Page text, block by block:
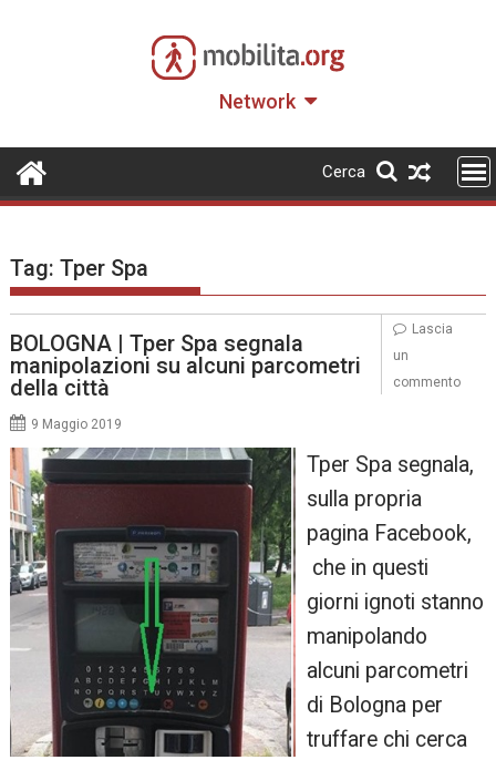
Network
Cerca
Tag:Tper Spa
BOLOGNA | Tper Spa segnala
manipolazioni su alcuni parcometri
della città
9 Maggio 2019
Tper Spa segnala,
sulla propria
pagina Facebook,
che in questi
giorni ignoti stanno
manipolando
alcuni parcometri
di Bologna per
truffare chi cerca
Lascia
un
commento